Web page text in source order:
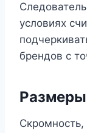
условиях
брендов с
Размеры
Скромность,